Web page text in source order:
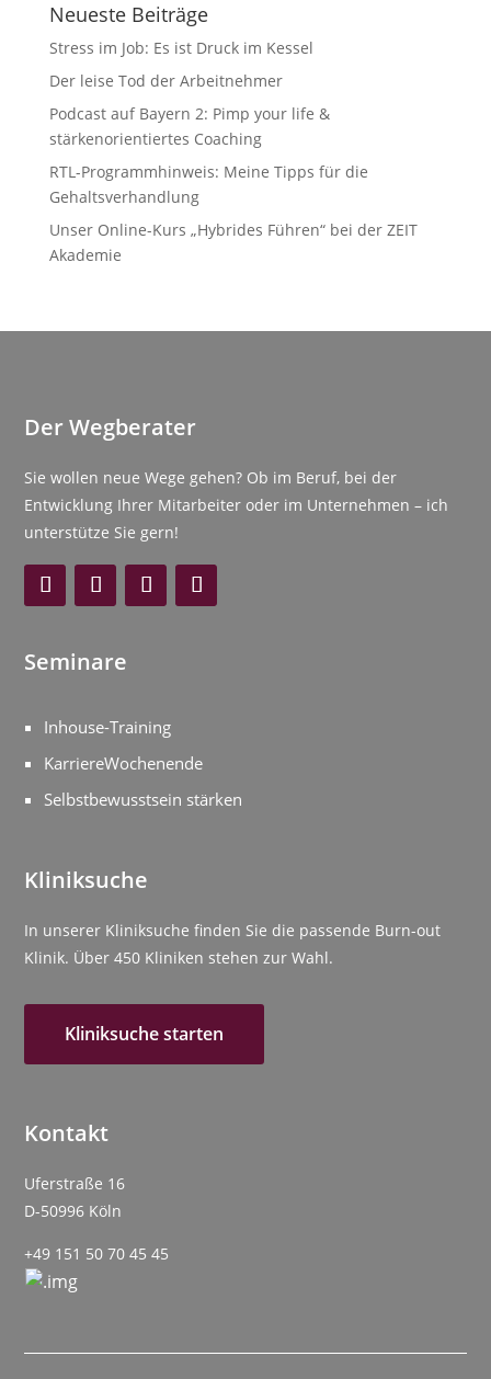
Neueste Beiträge
Stress im Job: Es ist Druck im Kessel
Der leise Tod der Arbeitnehmer
Podcast auf Bayern 2: Pimp your life &
stärkenorientiertes Coaching
RTL-Programmhinweis: Meine Tipps für die
Gehaltsverhandlung
Unser Online-Kurs „Hybrides Führen“ bei der ZEIT
Akademie
Der Wegberater
Sie wollen neue Wege gehen? Ob im Beruf, bei der
Entwicklung Ihrer Mitarbeiter oder im Unternehmen – ich
unterstütze Sie gern!
Seminare
Inhouse-Training
KarriereWochenende
Selbstbewusstsein stärken
Kliniksuche
In unserer Kliniksuche finden Sie die passende Burn-out
Klinik. Über 450 Kliniken stehen zur Wahl.
Kliniksuche starten
Kontakt
Uferstraße 16
D-50996 Köln
+49 151 50 70 45 45